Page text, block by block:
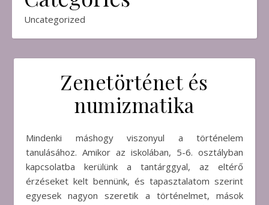
Uncategorized
Zenetörténet és
numizmatika
Mindenki máshogy viszonyul a történelem
tanulásához. Amikor az iskolában, 5-6. osztályban
kapcsolatba kerülünk a tantárggyal, az eltérő
érzéseket kelt bennünk, és tapasztalatom szerint
egyesek nagyon szeretik a történelmet, mások